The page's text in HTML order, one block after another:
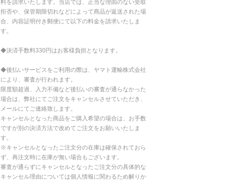
料を請求いたします。当店では、正当な理由のない受取
拒否や、保管期限切れなどによって商品が返送された場
合、内容証明付き郵便にて以下の料金を請求いたしま
す。
◆決済手数料330円はお客様負担となります。
◆後払いサービスをご利用の際は、ヤマト運輸株式会社
により、審査が行われます。
限度額超過、入力不備など後払いの審査が通らなかった
場合は、弊社にてご注文をキャンセルさせていただき、
メールにてご連絡致します。
キャンセルとなった商品をご購入希望の場合は、お手数
ですが別の決済方法で改めてご注文をお願いいたしま
す。
※キャンセルとなったご注文分の在庫は確保されておら
ず、再注文時に在庫が無い場合もございます。
審査が通らずにキャンセルとなったご注文分の具体的な
キャンセル理由については個人情報に関わるため解りか